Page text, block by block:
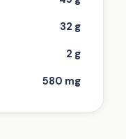
32 g
2 g
580 mg